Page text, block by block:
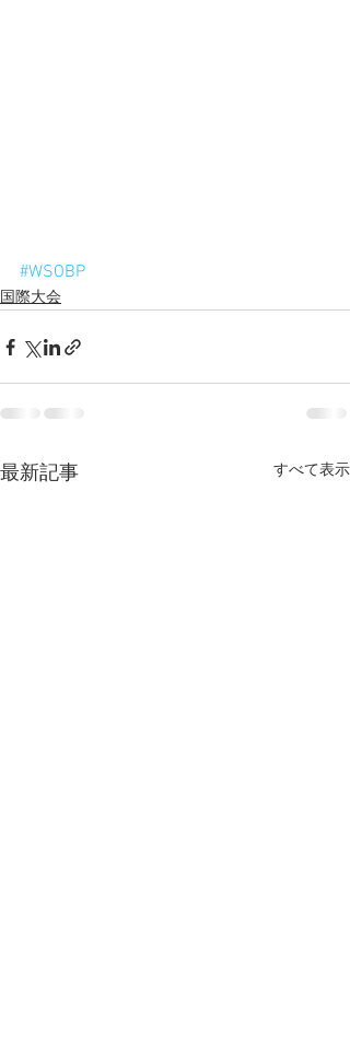
#WSOBP
国際大会
最新記事 すべて表示